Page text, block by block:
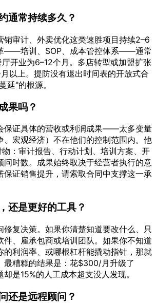
通常持续多久？
销审计、外卖优化这类速胜项目持续2–6
——培训、SOP、成本管控体系——通常
开业为6–12个月。多店转型或加盟扩张
以上。提防没有退出时间表的开放式合
延"的根源。
果吗？
保证具体的营收或利润成果——太多变量
、宏观经济）不在他们的控制范围内。他
：审计报告、行动计划、培训方案、开
问时数。成果始终取决于经营者执行的意
保证销售提升，请索取合同中支撑这一承
还是更好的工具？
修复决策。如果你清楚知道要改什么、只
件、雇承包商或培训团队。如果你不知道
的利润率、或哪根杠杆能撬动指针，那就
最糟糕的结果是：花$300/月升级了
是15%的人工成本超支没人发现。
还是远程顾问？